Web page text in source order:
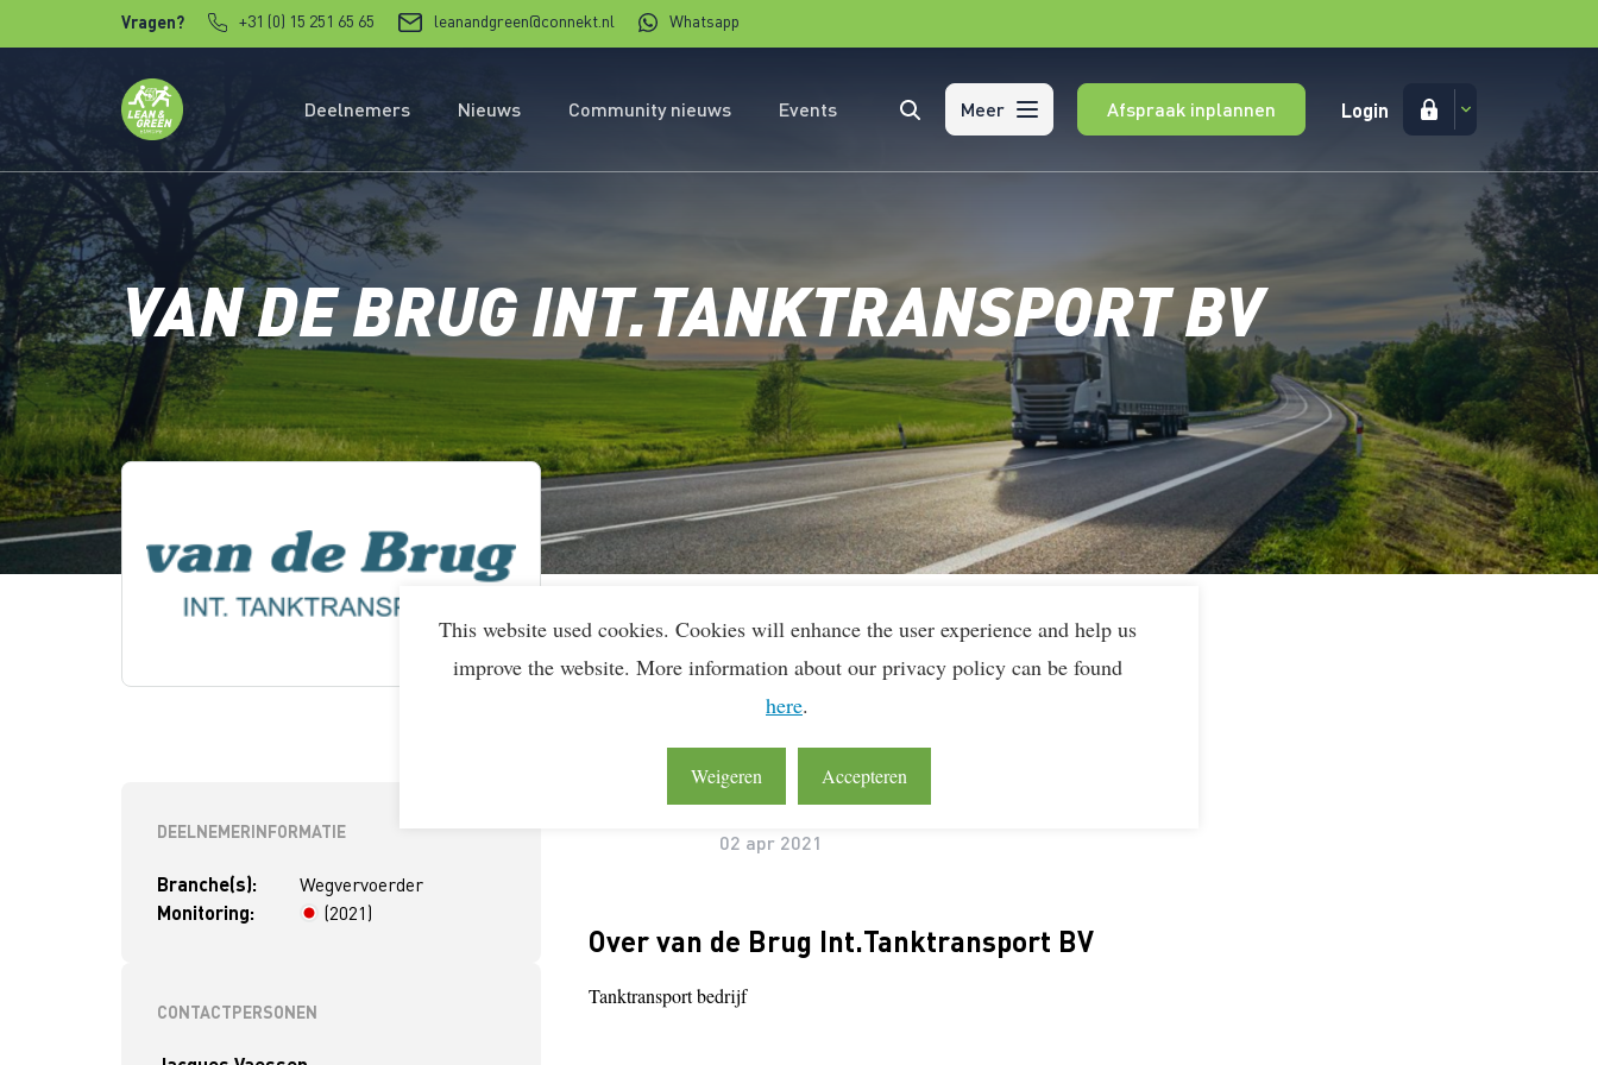
Verder naar contentVragen? +31 (0) 15 251 65 65 leanandgreen@connekt.nl Whatsapp
Deelnemers Nieuws Community nieuws EventsZoeken Meer Afspraak inplannen Login
VAN DE BRUG INT.TANKTRANSPORT BV
DEELNEMERINFORMATIE
Branche(s): Wegvervoerder
Monitoring:
> 4 jaar
(2021)
CONTACTPERSONEN
Lean & Green Milestones
LEAN & GREEN Deelnemer
02 apr 2021
Over van de Brug Int.Tanktransport BV
Tanktransport bedrijf
This website used cookies. Cookies will enhance the user experience and help us
improve the website. More information about our privacy policy can be found
here.
Weigeren Accepteren